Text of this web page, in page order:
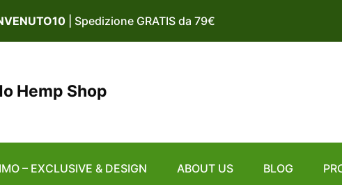
| Spedizione GRATIS da 79€
Hemp Shop
– EXCLUSIVE & DESIGN ABOUT US BLOG